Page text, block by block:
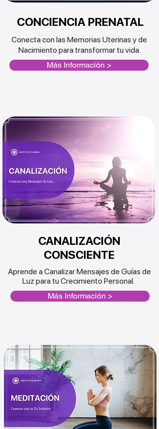
CONCIENCIA PRENATAL
Conecta con las Memorias Uterinas y de
Nacimiento para transformartu vida.
Más Información >
CANALIZACIÓN
CONSCIENTE
Aprende a Canalizar Mensajes de Guías de
Luz para tu Crecimiento Personal.
Más Información >